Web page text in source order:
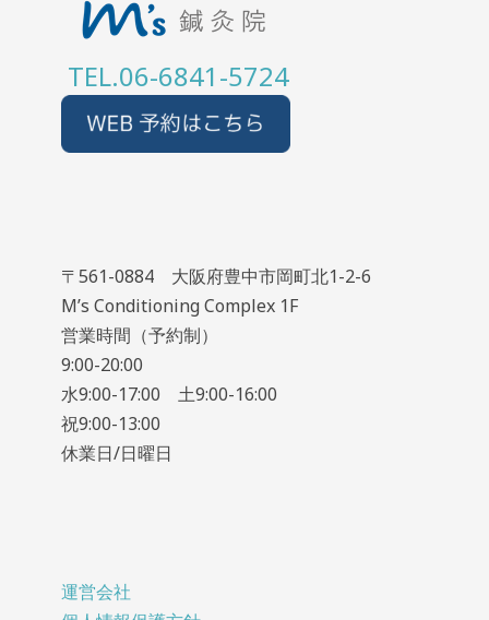
TEL.06-6841-5724
〒561-0884 大阪府豊中市岡町北1-2-6
M’s Conditioning Complex 1F
営業時間（予約制）
9:00-20:00
水9:00-17:00 土9:00-16:00
祝9:00-13:00
休業日/日曜日
運営会社